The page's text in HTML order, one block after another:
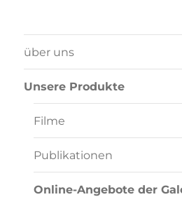
über uns
Unsere Produkte
Filme
Publikationen
Online-Angebote der